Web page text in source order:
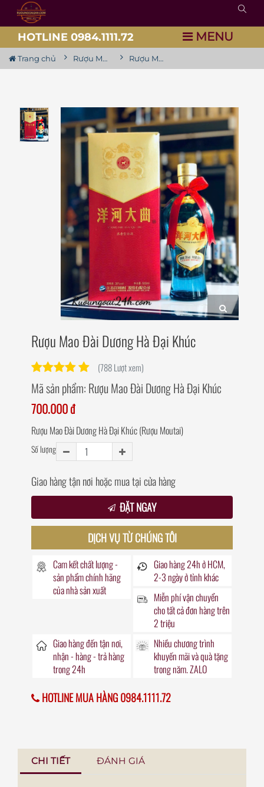
HOTLINE 0984.1111.72 MENU
Trang chủ Rượu Mao Đài Rượu Mao Đài Dương Hà Đại Khúc (Rượu Moutai)
Rượu Mao Đài Dương Hà Đại Khúc
(788 Lượt xem)
Mã sản phẩm: Rượu Mao Đài Dương Hà Đại Khúc
700.000 đ
Rượu Mao Đài Dương Hà Đại Khúc (Rượu Moutai)
Số lượng
Giao hàng tận nơi hoặc mua tại cửa hàng
ĐẶT NGAY
DỊCH VỤ TỪ CHÚNG TÔI
Cam kết chất lượng -
sản phẩm chính hãng
của nhà sản xuất
Giao hàng24hở HCM,
2-3 ngày ở tỉnh khác
Miễn phí vận chuyển
cho tất cả đơn hàng trên
2 triệu
Giao hàng đếntận nơi,
nhận - hàng - trả hàng
trong24h
Nhiều chương trình
khuyến mãivà quà tặng
trong năm. ZALO
HOTLINE MUA HÀNG 0984.1111.72
CHI TIẾT ĐÁNH GIÁ